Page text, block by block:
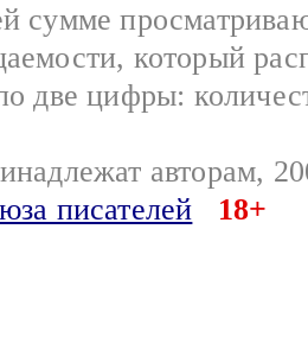
сумме
который
две цифры:
авторам,
писателей
18+